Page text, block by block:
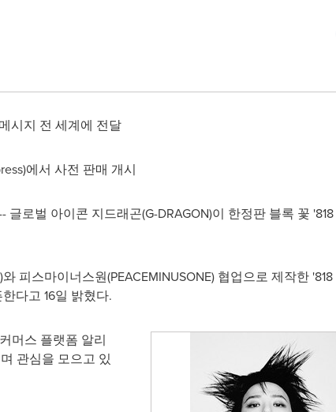
지 전 세계에 전달
에서 사전 판매 개시
로벌 아이콘 지드래곤(G-DRAGON)이 한정판 블록 꽃
피스마이너스원(PEACEMINUSONE) 협업으로 제작한
다고 16일 밝혔다.
머스 플랫폼 알리
관심을 모으고 있